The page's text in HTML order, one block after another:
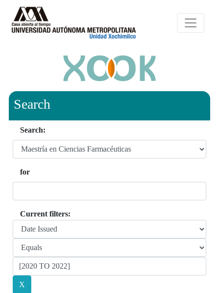
Search
Search:
for
Current filters: